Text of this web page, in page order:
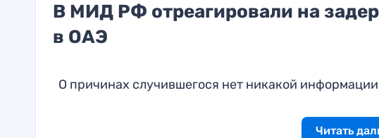
В МИД РФ отреагировали на
в ОАЭ
О причинах случившегося нет никакой информации
Читать